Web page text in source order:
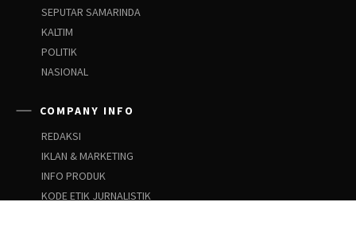
SEPUTAR SAMARINDA
KALTIM
POLITIK
NASIONAL
COMPANY INFO
REDAKSI
IKLAN & MARKETING
INFO PRODUK
KODE ETIK JURNALISTIK